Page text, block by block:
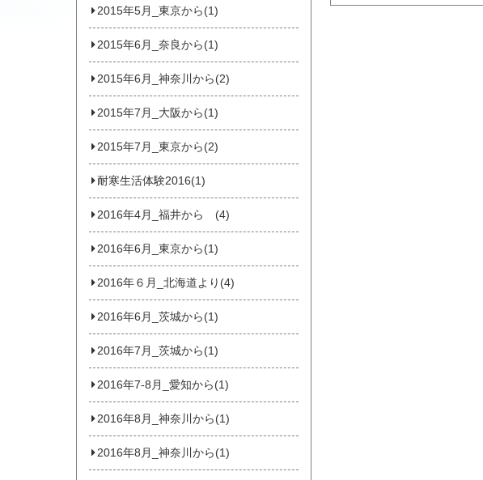
2015年5月_東京から(1)
2015年6月_奈良から(1)
2015年6月_神奈川から(2)
2015年7月_大阪から(1)
2015年7月_東京から(2)
耐寒生活体験2016(1)
2016年4月_福井から (4)
2016年6月_東京から(1)
2016年６月_北海道より(4)
2016年6月_茨城から(1)
2016年7月_茨城から(1)
2016年7-8月_愛知から(1)
2016年8月_神奈川から(1)
2016年8月_神奈川から(1)